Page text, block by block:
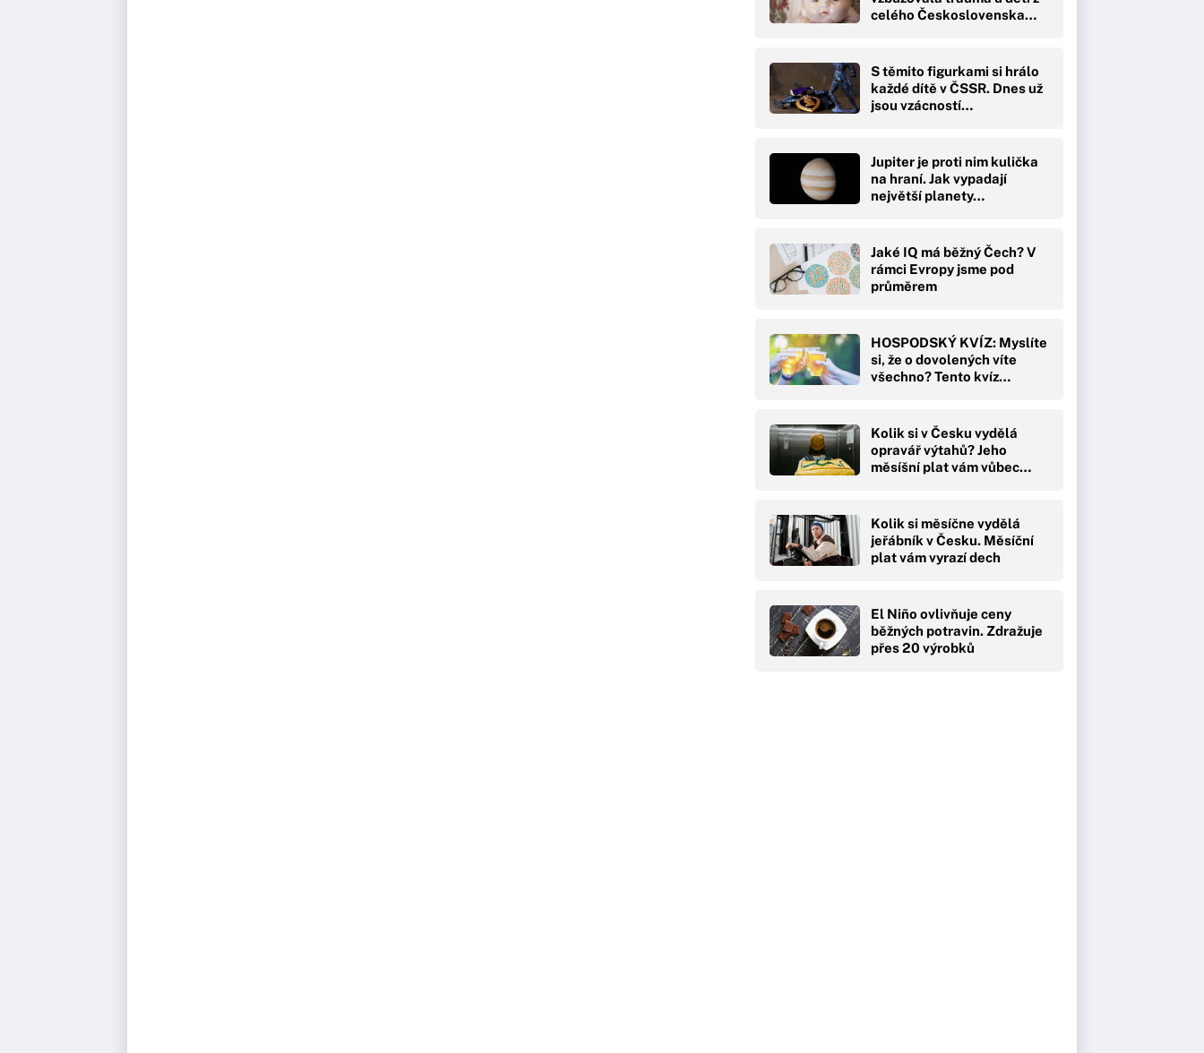
celého Československa…
S těmito figurkami si hrálo
každé dítě v ČSSR. Dnes už
jsou vzácností…
Jupiter je proti nim kulička
na hraní. Jak vypadají
největší planety…
Jaké IQ má běžný Čech? V
rámci Evropy jsme pod
průměrem
HOSPODSKÝ KVÍZ: Myslíte
si, že o dovolených víte
všechno? Tento kvíz…
Kolik si v Česku vydělá
opravář výtahů? Jeho
měsíšní plat vám vůbec…
Kolik si měsíčne vydělá
jeřábník v Česku. Měsíční
plat vám vyrazí dech
El Niño ovlivňuje ceny
běžných potravin. Zdražuje
přes 20 výrobků